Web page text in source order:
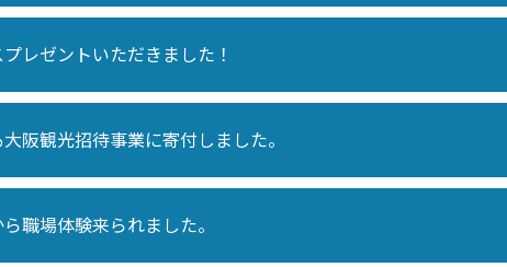
レゼントいただきました！
阪観光招待事業に寄付しました。
職場体験来られました。